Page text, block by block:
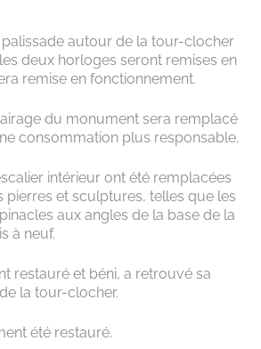
autour de la tour-clocher
deux horloges seront remises en
remise en fonctionnement.
du monument sera remplacé
consommation plus responsable.
intérieur ont été remplacées
pierres et sculptures, telles que les
aux angles de la base de la
à neuf.
restauré et béni, a retrouvé sa
la tour-clocher.
été restauré.